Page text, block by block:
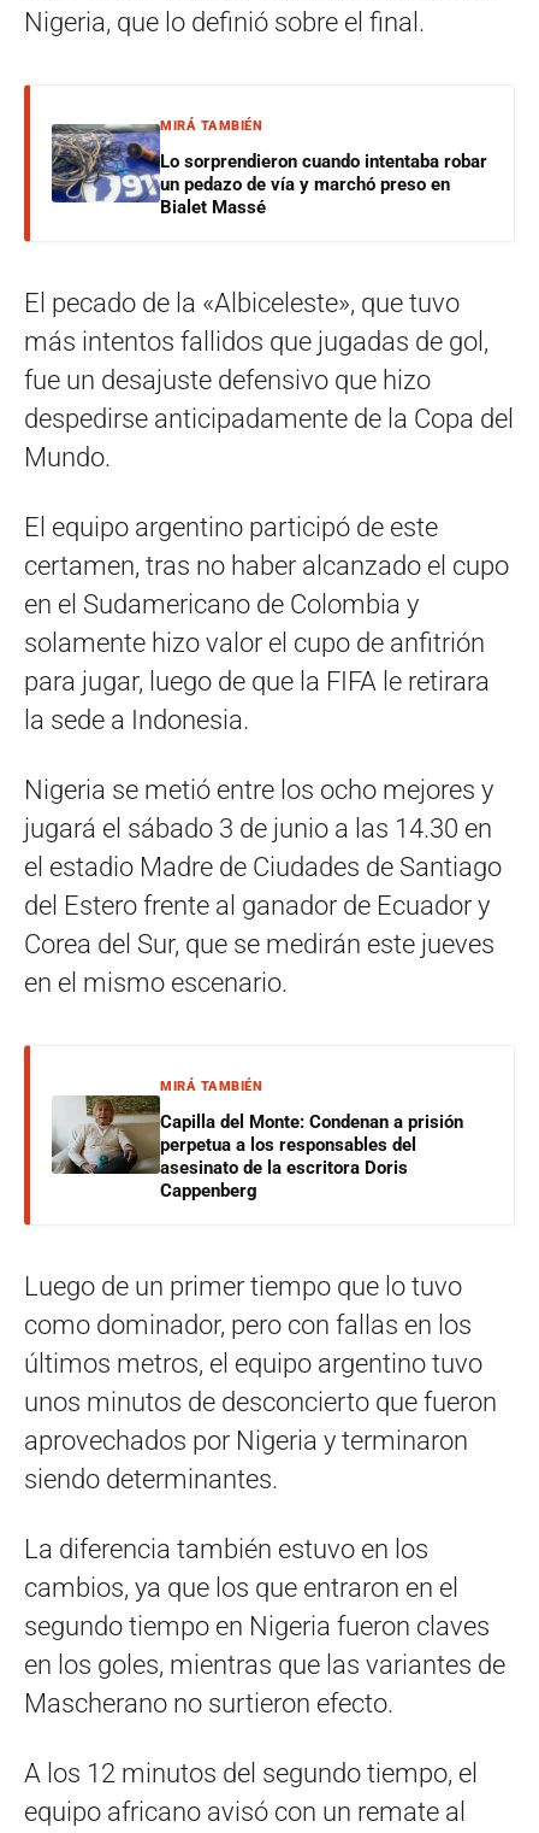
Nigeria, que lo definió sobre el final.
MIRÁ TAMBIÉN
Lo sorprendieron cuando intentaba robar
un pedazo de vía y marchó preso en
Bialet Massé
El pecado de la «Albiceleste», que tuvo
más intentos fallidos que jugadas de gol,
fue un desajuste defensivo que hizo
despedirse anticipadamente de la Copa del
Mundo.
El equipo argentino participó de este
certamen, tras no haber alcanzado el cupo
en el Sudamericano de Colombia y
solamente hizo valor el cupo de anfitrión
para jugar, luego de que la FIFA le retirara
la sede a Indonesia.
Nigeria se metió entre los ocho mejores y
jugará el sábado 3 de junio a las 14.30 en
el estadio Madre de Ciudades de Santiago
del Estero frente al ganador de Ecuador y
Corea del Sur, que se medirán este jueves
en el mismo escenario.
MIRÁ TAMBIÉN
Capilla del Monte: Condenan a prisión
perpetua a los responsables del
asesinato de la escritora Doris
Cappenberg
Luego de un primer tiempo que lo tuvo
como dominador, pero con fallas en los
últimos metros, el equipo argentino tuvo
unos minutos de desconcierto que fueron
aprovechados por Nigeria y terminaron
siendo determinantes.
La diferencia también estuvo en los
cambios, ya que los que entraron en el
segundo tiempo en Nigeria fueron claves
en los goles, mientras que las variantes de
Mascherano no surtieron efecto.
A los 12 minutos del segundo tiempo, el
equipo africano avisó con un remate al